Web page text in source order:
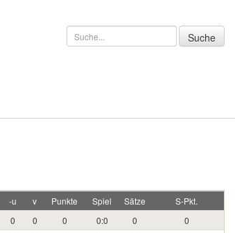
-u v Punkte Spiel Sätze
S-Pkt.
0 0 0 0:0 0
0